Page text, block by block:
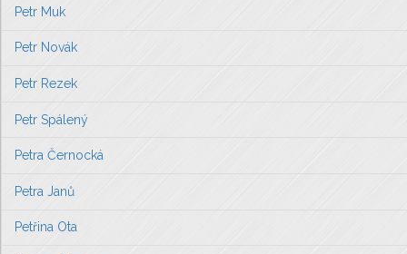
Petr Muk
Petr Novák
Petr Rezek
Petr Spálený
Petra Černocká
Petra Janů
Petřina Ota